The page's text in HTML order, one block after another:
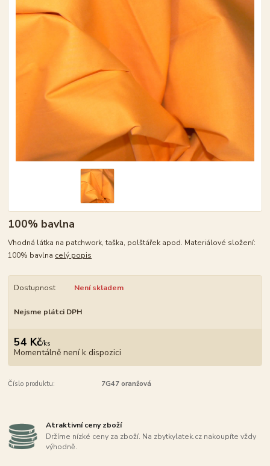
100% bavlna
Vhodná látka na patchwork, taška, polštářek apod. Materiálové složení:
100% bavlna celý popis
Dostupnost Není skladem
Nejsme plátci DPH
54 Kč/ks
Momentálně není k dispozici
Číslo produktu: 7G47 oranžová
Atraktivní ceny zboží
Držíme nízké ceny za zboží. Na zbytkylatek.cz nakoupíte vždy
výhodně.